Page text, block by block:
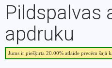
Pildspalvas
apdruku
Jums ir piešķirta 20.00% atlaide precēm šajā